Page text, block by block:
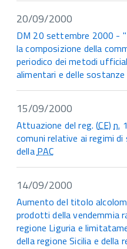
20/09/2000
DM 20 settembre 2000 -
la composizione della
periodico dei metodi
alimentari e delle
15/09/2000
Attuazione del reg. (CE)n.
comuni relative ai regimi
dellaPAC
14/09/2000
Aumento del titolo
prodotti della vendemmia
regione Liguria e
della regione Sicilia e della